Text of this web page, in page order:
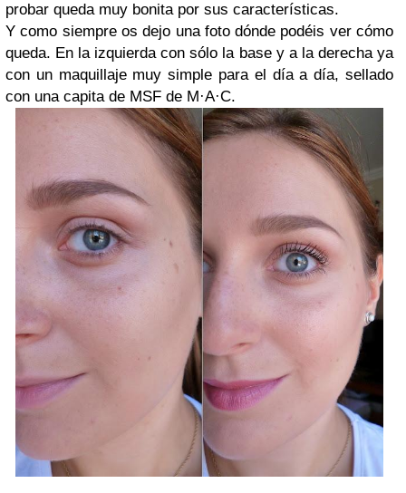
probar queda muy bonita por sus características.
Y como siempre os dejo una foto dónde podéis ver cómo
queda. En la izquierda con sólo la base y a la derecha ya
con un maquillaje muy simple para el día a día, sellado
con una capita de MSF de M·A·C.